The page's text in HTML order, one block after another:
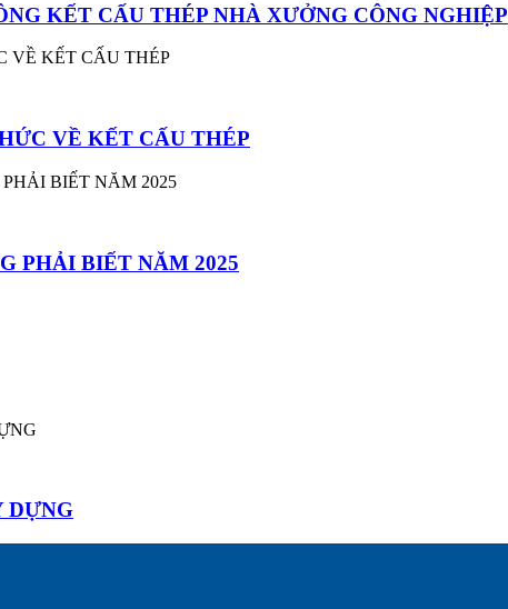
KẾT CẤU THÉP NHÀ XƯỞNG CÔNG NGHIỆP
VỀ KẾT CẤU THÉP
PHẢI BIẾT NĂM 2025
DỰNG